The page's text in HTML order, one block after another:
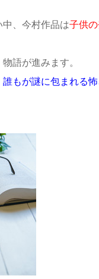
、今村作品は子供
語が進みます。
誰もが謎に包まれる